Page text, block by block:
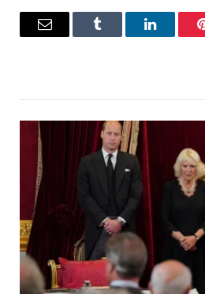
بينتيريستلينكدإن Tumblr
البريد